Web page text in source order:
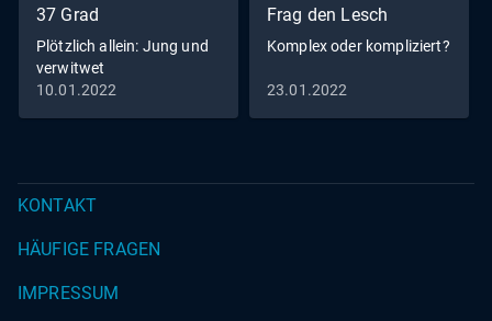
37 Grad
Plötzlich allein: Jung und
verwitwet
10.01.2022
Frag den Lesch
Komplex oder kompliziert?
23.01.2022
KONTAKT
HÄUFIGE FRAGEN
IMPRESSUM